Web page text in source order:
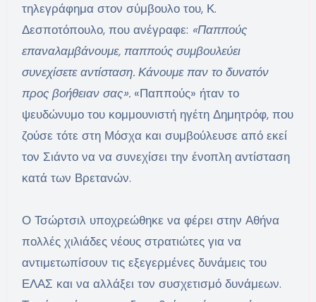
τηλεγράφημα στον σύμβουλο του, Κ.
Δεσποτόπουλο, που ανέγραφε: «Παππούς
επαναλαμβάνουμε, παππούς συμβουλεύει
συνεχίσετε αντίσταση. Κάνουμε παν το δυνατόν
προς βοήθειαν σας». «Παππούς» ήταν το
ψευδώνυμο του κομμουνιστή ηγέτη Δημητρόφ, που
ζούσε τότε στη Μόσχα και συμβούλευσε από εκεί
τον Σιάντο να να συνεχίσει την ένοπλη αντίσταση
κατά των Βρετανών.
Ο Τσώρτσιλ υποχρεώθηκε να φέρει στην Αθήνα
πολλές χιλιάδες νέους στρατιώτες για να
αντιμετωπίσουν τις εξεγερμένες δυνάμεις του
ΕΛΑΣ και να αλλάξει τον συσχετισμό δυνάμεων.